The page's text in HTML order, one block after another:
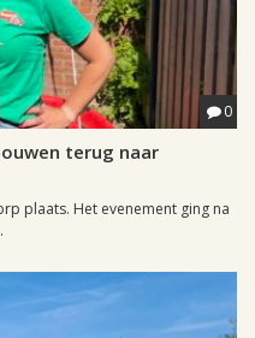
0
terug naar
plaats. Het evenement ging na